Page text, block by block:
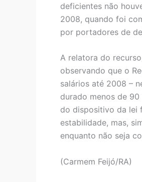
deficientes não
2008, quando foi
por portadores de
A relatora do
observando que o
salários até 2008 –
durado menos de
do dispositivo da lei
estabilidade, mas,
enquanto não seja
(Carmem Feijó/RA)